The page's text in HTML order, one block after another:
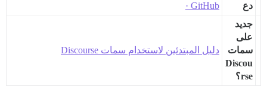
دع
· GitHub
جديد
على
سمات
Discou
rse؟
دليل المبتدئين لاستخدام سمات Discourse